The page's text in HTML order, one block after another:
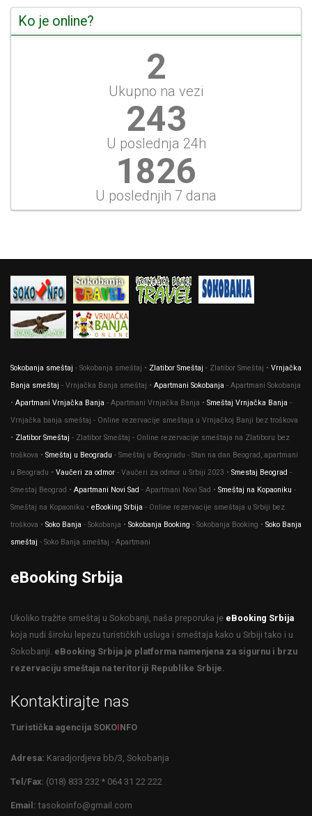
Ko je online?
2
Ukupno na vezi
271
U poslednja 24h
2037
U poslednjih 7 dana
Sokobanja smeštaj - Sokobanja smeštaj • Zlatibor Smeštaj - Zlatibor Smeštaj • Vrnjačka
Banja smeštaj - Vrnjačka Banja smeštaj • Apartmani Sokobanja - Apartmani Sokobanja
• Apartmani Vrnjačka Banja - Apartmani Vrnjačka Banja • Smeštaj Vrnjačka Banja -
Vrnjačka banja smeštaj - Online rezervacije smeštaja u Vrnjačkoj Banji bez troškova
• Zlatibor Smeštaj - Zlatibor Smeštaj - Online rezervacije smeštaja na Zlatiboru bez
troškova • Smeštaj u Beogradu - Smeštaj u Beogradu - Stan na dan Beograd, apartmani
u Beogradu • Vaučeri za odmor - Vaučeri za odmor u Srbiji 2023 • Smestaj Beograd -
Smestaj Beograd • Apartmani Novi Sad - Apartmani Novi Sad • Smeštaj na Kopaoniku -
Smeštaj na Kopaoniku • eBooking Srbija - Оnline rezervacije smeštaja u Srbiji bez
troškova • Soko Banja - Sokobanja • Sokobanja Booking - Sokobanja Booking • Soko Banja
smeštaj - Soko Banja smeštaj - Apartmani
eBooking Srbija
Ukoliko tražite smeštaj u Sokobanji, naša preporuka je eBooking Srbija
koja nudi široku lepezu turističkih usluga i smeštaja kako u Srbiji tako i u
Sokobanji. eBooking Srbija je platforma namenjena za sigurnu i brzu
rezervaciju smeštaja na teritoriji Republike Srbije.
Kontaktirajte nas
Turistička agencija SOKOINFO
Adresa: Karadjordjeva bb/3, Sokobanja
Tel/Fax: (018) 833 232 * 064 31 22 222
Email: tasokoinfo@gmail.com